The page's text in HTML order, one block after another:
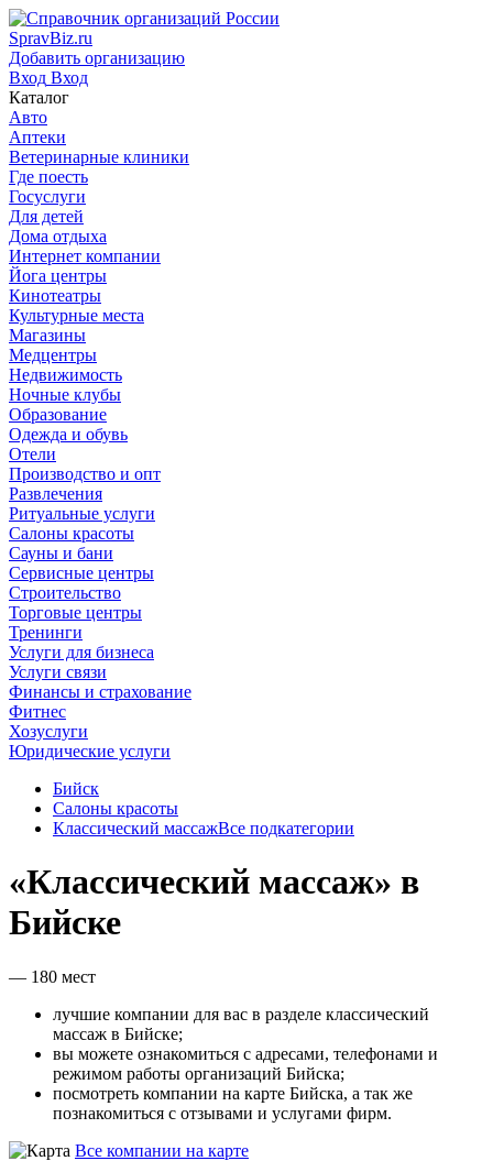
SpravBiz.ru
Добавить организацию
Вход Вход
Каталог
Авто
Аптеки
Ветеринарные клиники
Где поесть
Госуслуги
Для детей
Дома отдыха
Интернет компании
Йога центры
Кинотеатры
Культурные места
Магазины
Медцентры
Недвижимость
Ночные клубы
Образование
Одежда и обувь
Отели
Производство и опт
Развлечения
Ритуальные услуги
Салоны красоты
Сауны и бани
Сервисные центры
Строительство
Торговые центры
Тренинги
Услуги для бизнеса
Услуги связи
Финансы и страхование
Фитнес
Хозуслуги
Юридические услуги
Бийск
Салоны красоты
Классический массажВсе подкатегории
«Классический массаж» в
Бийске
— 180 мест
лучшие компании для вас в разделе классический
массаж в Бийске;
вы можете ознакомиться с адресами, телефонами и
режимом работы организаций Бийска;
посмотреть компании на карте Бийска, а так же
познакомиться с отзывами и услугами фирм.
Все компании на карте